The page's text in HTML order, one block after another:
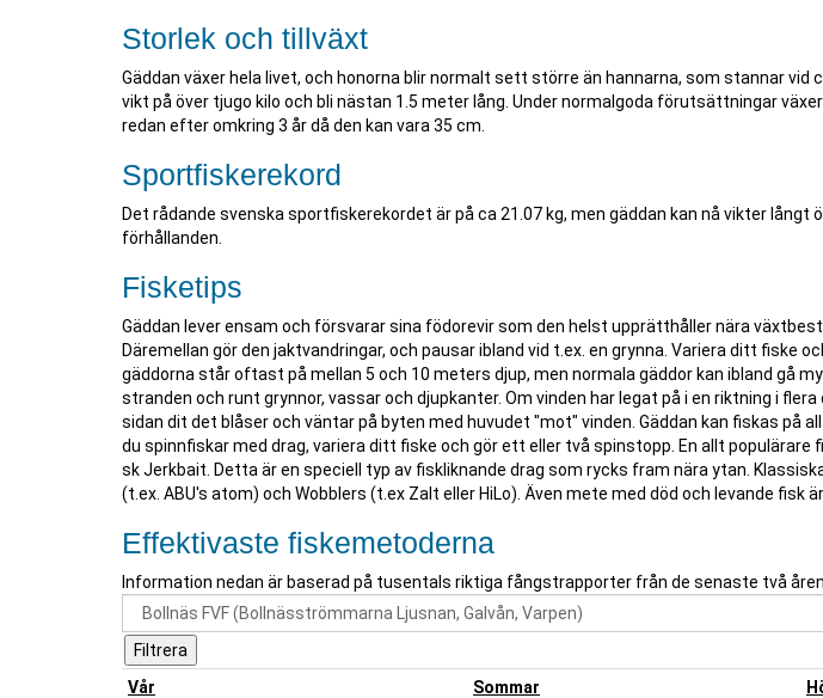
Storlek och tillväxt
Gäddan växer hela livet, och honorna blir normalt sett större än hannarna, som stannar vid
vikt på över tjugo kilo och bli nästan 1.5 meter lång. Under normalgoda förutsättningar
redan efter omkring 3 år då den kan vara 35 cm.
Sportfiskerekord
Det rådande svenska sportfiskerekordet är på ca 21.07 kg, men gäddan kan nå vikter långt
förhållanden.
Fisketips
Gäddan lever ensam och försvarar sina födorevir som den helst upprätthåller nära
Däremellan gör den jaktvandringar, och pausar ibland vid t.ex. en grynna. Variera ditt fiske
gäddorna står oftast på mellan 5 och 10 meters djup, men normala gäddor kan ibland gå
stranden och runt grynnor, vassar och djupkanter. Om vinden har legat på i en riktning i
sidan dit det blåser och väntar på byten med huvudet "mot" vinden. Gäddan kan fiskas på
du spinnfiskar med drag, variera ditt fiske och gör ett eller två spinstopp. En allt
sk Jerkbait. Detta är en speciell typ av fiskliknande drag som rycks fram nära ytan.
(t.ex. ABU's atom) och Wobblers (t.ex Zalt eller HiLo). Även mete med död och levande fisk
Effektivaste fiskemetoderna
Information nedan är baserad på tusentals riktiga fångstrapporter från de senaste två åren.
Vår Sommar